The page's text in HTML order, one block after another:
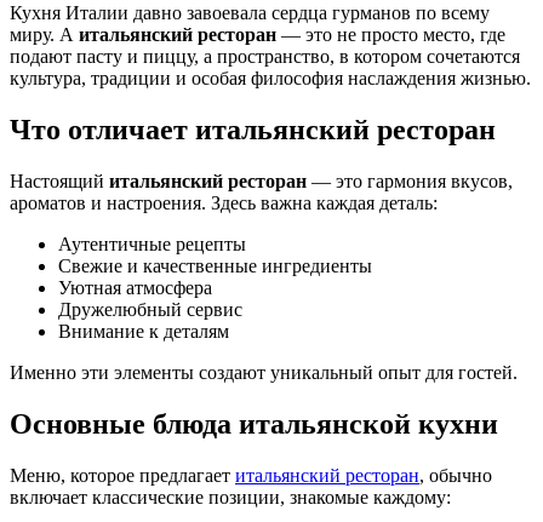
Кухня Италии давно завоевала сердца гурманов по всему
миру. А итальянский ресторан — это не просто место, где
подают пасту и пиццу, а пространство, в котором сочетаются
культура, традиции и особая философия наслаждения жизнью.
Что отличает итальянский ресторан
Настоящий итальянский ресторан — это гармония вкусов,
ароматов и настроения. Здесь важна каждая деталь:
Аутентичные рецепты
Свежие и качественные ингредиенты
Уютная атмосфера
Дружелюбный сервис
Внимание к деталям
Именно эти элементы создают уникальный опыт для гостей.
Основные блюда итальянской кухни
Меню, которое предлагает итальянский ресторан, обычно
включает классические позиции, знакомые каждому: